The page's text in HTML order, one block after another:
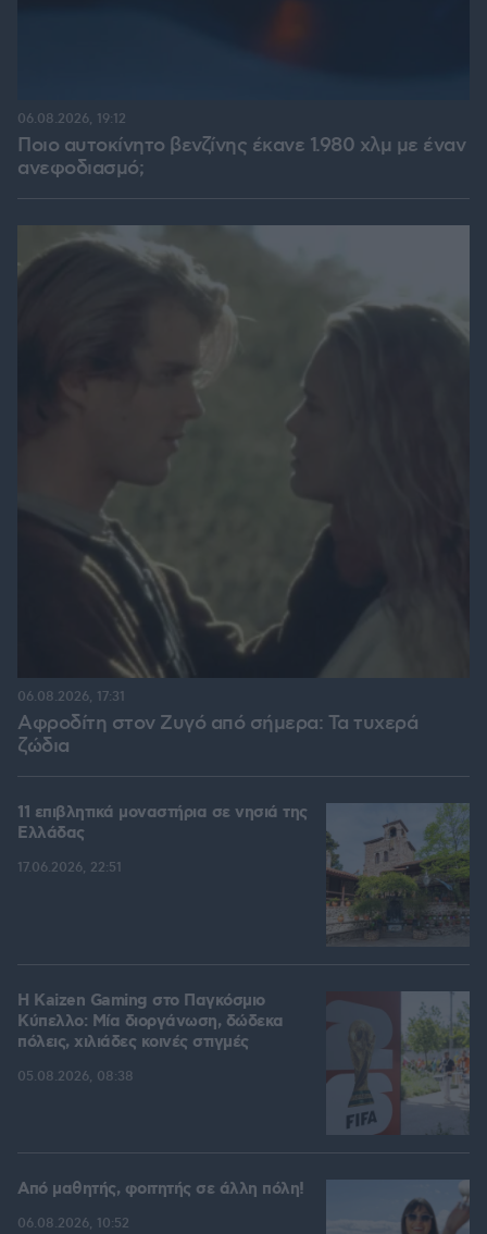
Ποιο αυτοκίνητο βενζίνης έκανε 1.980 χλμ με έναν
ανεφοδιασμό;
06.08.2026, 19:12
Αφροδίτη στον Ζυγό από σήμερα: Τα τυχερά
ζώδια
06.08.2026, 17:31
11 επιβλητικά μοναστήρια σε νησιά της
Ελλάδας
17.06.2026, 22:51
H Kaizen Gaming στο Παγκόσμιο
Kύπελλο: Μία διοργάνωση, δώδεκα
πόλεις, χιλιάδες κοινές στιγμές
05.08.2026, 08:38
Από μαθητής, φοιτητής σε άλλη πόλη!
06.08.2026, 10:52